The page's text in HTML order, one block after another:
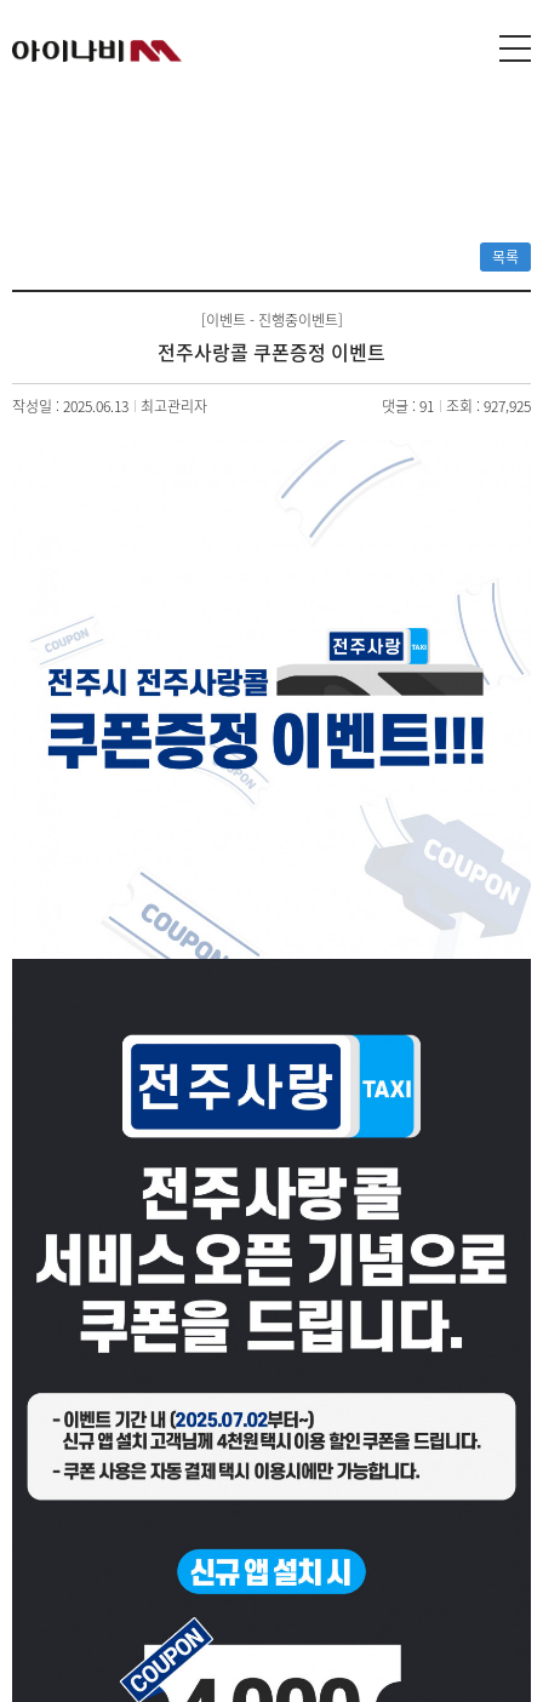
목록
[이벤트 - 진행중이벤트]
전주사랑콜 쿠폰증정 이벤트
작성일 : 2025.06.13 최고관리자 댓글 : 91 조회 : 927,925